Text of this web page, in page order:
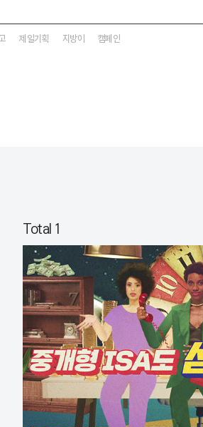
제일기획 지방이 캠페인
Total 1